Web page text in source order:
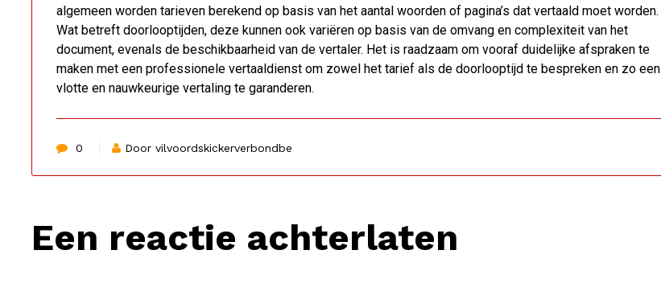
algemeen worden tarieven berekend op basis van het aantal woorden of pagina’s dat vertaald moet worden.
Wat betreft doorlooptijden, deze kunnen ook variëren op basis van de omvang en complexiteit van het
document, evenals de beschikbaarheid van de vertaler. Het is raadzaam om vooraf duidelijke afspraken te
maken met een professionele vertaaldienst om zowel het tarief als de doorlooptijd te bespreken en zo een
vlotte en nauwkeurige vertaling te garanderen.
0 Door vilvoordskickerverbondbe
Een reactie achterlaten